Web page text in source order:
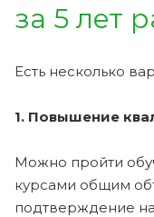
за 5 лет
Есть несколько
1. Повышение
Можно пройти
курсами общим
подтверждение